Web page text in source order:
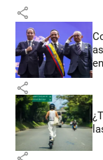
share
share